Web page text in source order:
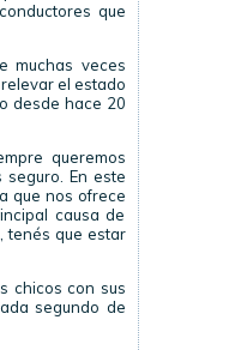
que
muchas veces
el estado
desde hace 20
queremos
En este
que nos ofrece
causa de
tenés que estar
chicos con sus
segundo de